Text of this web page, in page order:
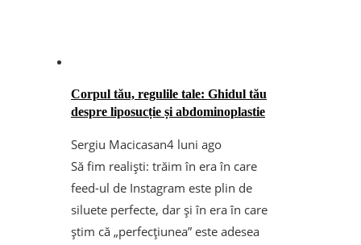
Corpul tău, regulile tale: Ghidul tău
despre liposucție și abdominoplastie
Sergiu Macicasan4 luni ago
Să fim realiști: trăim în era în care
feed-ul de Instagram este plin de
siluete perfecte, dar și în era în care
știm că „perfecțiunea” este adesea